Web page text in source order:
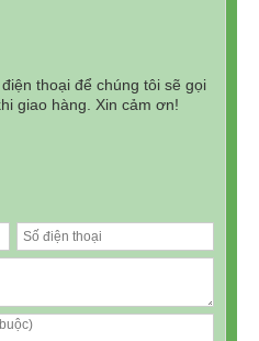
thoại để chúng tôi sẽ gọi
giao hàng. Xin cảm ơn!